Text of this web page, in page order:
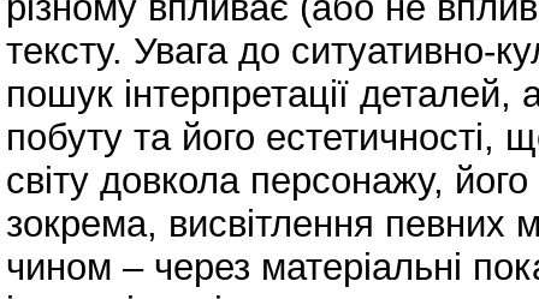
тексту. Увага до ситуативно-
пошук інтерпретації
побуту та його
світу довкола персонажу,
зокрема, висвітлення певних
чином – через матеріальні